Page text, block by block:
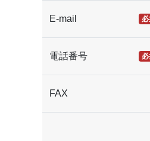
E-mail
電話番号
FAX